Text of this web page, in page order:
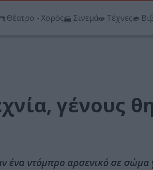
Θέατρο - Χορός Σινεμά Τέχνες
γένους
ντόμπρο αρσενικό σε σώμα